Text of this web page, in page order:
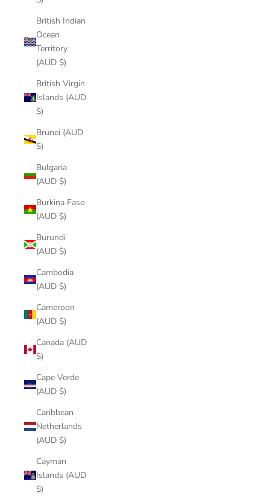
British Indian
Ocean
Territory
(AUD $)
British Virgin
Islands (AUD
$)
Brunei (AUD
$)
Bulgaria
(AUD $)
Burkina Faso
(AUD $)
Burundi
(AUD $)
Cambodia
(AUD $)
Cameroon
(AUD $)
Canada (AUD
$)
Cape Verde
(AUD $)
Caribbean
Netherlands
(AUD $)
Cayman
Islands (AUD
$)